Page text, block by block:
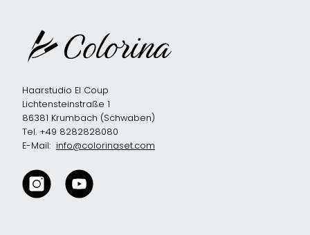
Haarstudio El Coup
Lichtensteinstraße 1
86381 Krumbach (Schwaben)
Tel. +49 8282828080
E-Mail: info@colorinaset.com